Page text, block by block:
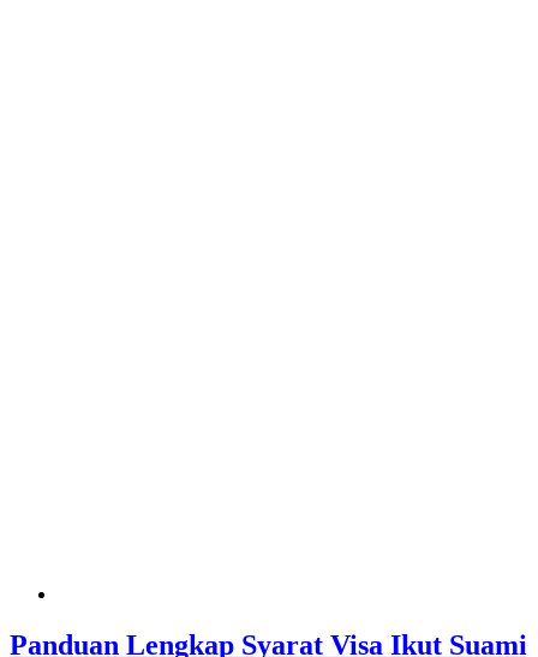
Panduan Lengkap Syarat Visa Ikut Suami